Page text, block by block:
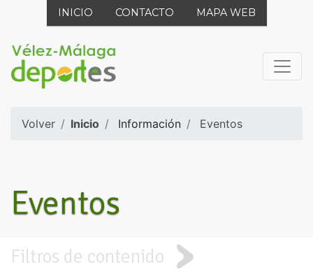
INICIO CONTACTO MAPA WEB
Volver Inicio Información Eventos
Eventos
Filtros de contenido